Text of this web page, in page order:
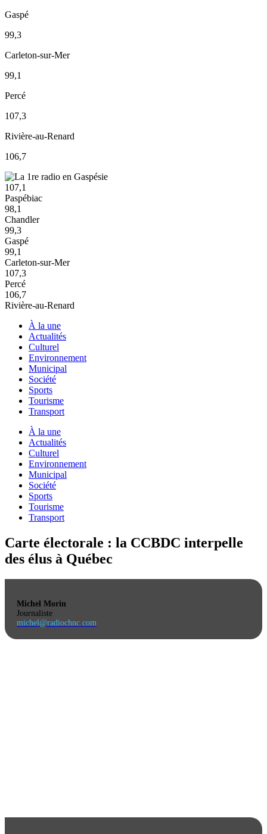
Gaspé
99,3
Carleton-sur-Mer
99,1
Percé
107,3
Rivière-au-Renard
106,7
107,1
Paspébiac
98,1
Chandler
99,3
Gaspé
99,1
Carleton-sur-Mer
107,3
Percé
106,7
Rivière-au-Renard
À la une
Actualités
Culturel
Environnement
Municipal
Société
Sports
Tourisme
Transport
À la une
Actualités
Culturel
Environnement
Municipal
Société
Sports
Tourisme
Transport
Carte électorale : la CCBDC interpelle
des élus à Québec
Michel Morin
Journaliste
michel@radiochnc.com